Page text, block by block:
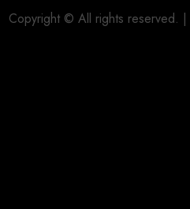
Copyright © All rights reserved. |